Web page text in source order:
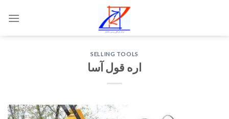
SELLING TOOLS
اره قول آسا